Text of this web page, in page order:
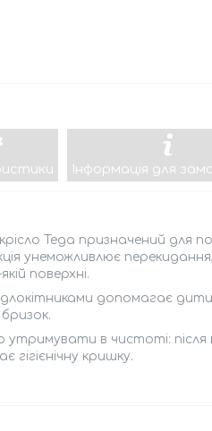
Інформація для
Tega призначений для
унеможливлює
поверхні.
допомагає
утримувати в чистоті:
гігієнічну кришку.